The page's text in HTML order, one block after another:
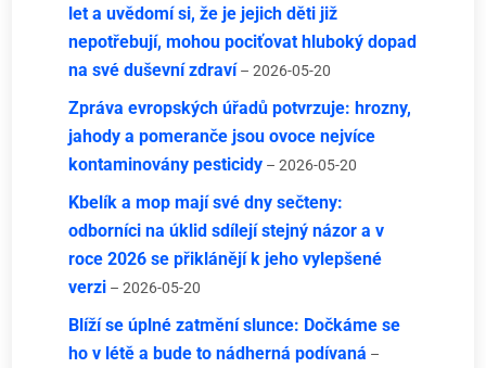
let a uvědomí si, že je jejich děti již
nepotřebují, mohou pociťovat hluboký dopad
na své duševní zdraví – 2026-05-20
Zpráva evropských úřadů potvrzuje: hrozny,
jahody a pomeranče jsou ovoce nejvíce
kontaminovány pesticidy – 2026-05-20
Kbelík a mop mají své dny sečteny:
odborníci na úklid sdílejí stejný názor a v
roce 2026 se přiklánějí k jeho vylepšené
verzi – 2026-05-20
Blíží se úplné zatmění slunce: Dočkáme se
ho v létě a bude to nádherná podívaná –